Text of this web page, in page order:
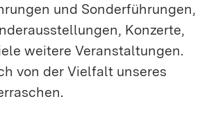
und Sonderführungen,
Konzerte,
weitere Veranstaltungen.
von der Vielfalt unseres